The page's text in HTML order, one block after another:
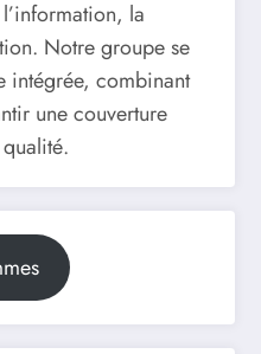
la
Notre groupe se
intégrée, combinant
une couverture